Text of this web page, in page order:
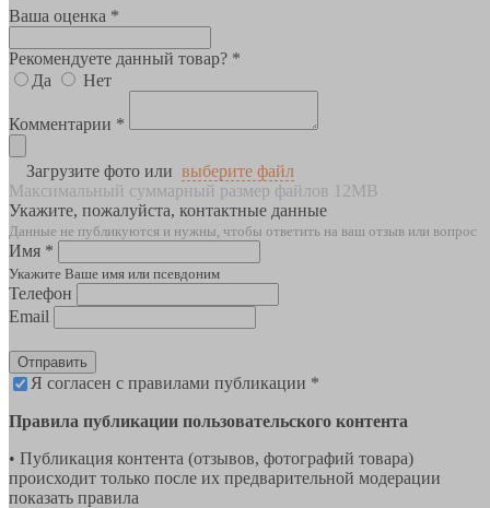
Ваша оценка *
Рекомендуете данный товар? *
Да
Нет
Комментарии *
Загрузите фото или выберите файл
Максимальный суммарный размер файлов 12MB
Укажите, пожалуйста, контактные данные
Данные не публикуются и нужны, чтобы ответить на ваш отзыв или вопрос
Имя *
Укажите Ваше имя или псевдоним
Телефон
Email
Отправить
Я согласен с правилами публикации *
Правила публикации пользовательского контента
• Публикация контента (отзывов, фотографий товара)
происходит только после их предварительной модерации
показать правила